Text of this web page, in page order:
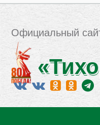
Официальный